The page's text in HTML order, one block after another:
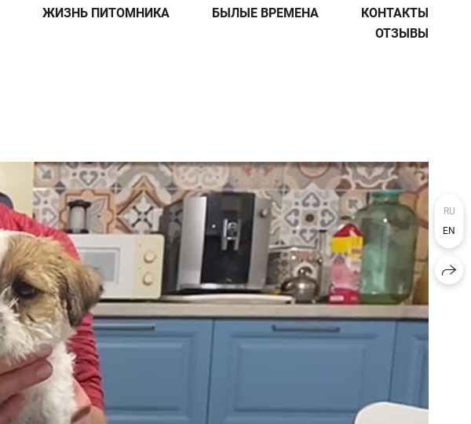
ЖИЗНЬ ПИТОМНИКА БЫЛЫЕ ВРЕМЕНА
КОНТАКТЫ
ОТЗЫВЫ
RU
EN